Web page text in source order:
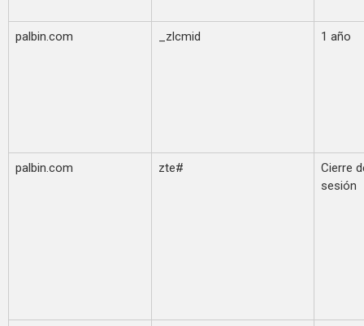
palbin.com _zlcmid 1 año
palbin.com zte#
Cierre
sesión